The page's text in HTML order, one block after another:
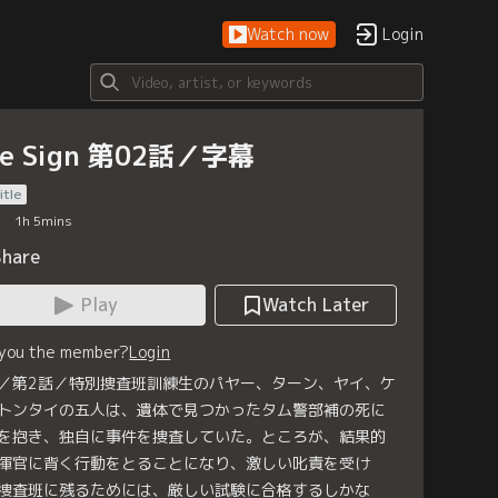
Watch now Login
Sign 第02話／字幕
1h 5mins
Play
Watch Later
the member?Login
第2話／特別捜査班訓練生のパヤー、ターン、ヤイ、ケ
ンタイの五人は、遺体で見つかったタム警部補の死に
抱き、独自に事件を捜査していた。ところが、結果的
官に背く行動をとることになり、激しい叱責を受け
査班に残るためには、厳しい試験に合格するしかな